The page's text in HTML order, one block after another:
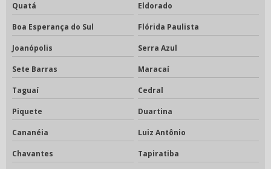
Quatá Eldorado
Boa Esperança do Sul Flórida Paulista
Joanópolis Serra Azul
Sete Barras Maracaí
Taguaí Cedral
Piquete Duartina
Cananéia Luiz Antônio
Chavantes Tapiratiba